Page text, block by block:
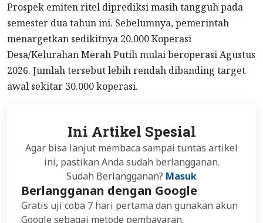
Prospek emiten ritel diprediksi masih tangguh pada
semester dua tahun ini. Sebelumnya, pemerintah
menargetkan sedikitnya 20.000 Koperasi
Desa/Kelurahan Merah Putih mulai beroperasi Agustus
2026. Jumlah tersebut lebih rendah dibanding target
awal sekitar 30.000 koperasi.
Ini Artikel Spesial
Agar bisa lanjut membaca sampai tuntas artikel
ini, pastikan Anda sudah berlangganan.
Sudah Berlangganan? Masuk
Berlangganan dengan Google
Gratis uji coba 7 hari pertama dan gunakan akun
Google sebagai metode pembayaran.